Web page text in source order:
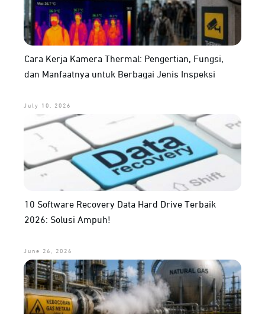
Cara Kerja Kamera Thermal: Pengertian, Fungsi,
dan Manfaatnya untuk Berbagai Jenis Inspeksi
July 10, 2026
10 Software Recovery Data Hard Drive Terbaik
2026: Solusi Ampuh!
June 26, 2026